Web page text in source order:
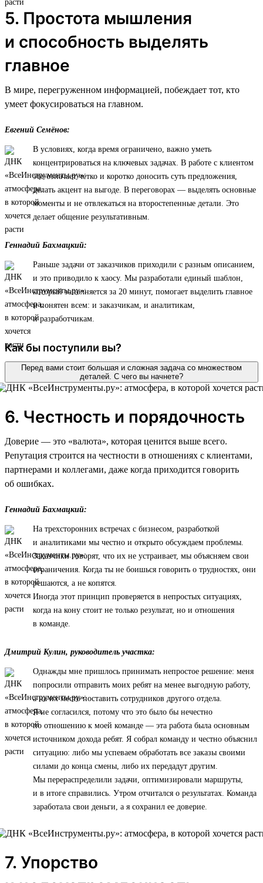
5. Простота мышления
и способность выделять
главное
В мире, перегруженном информацией, побеждает тот, кто
умеет фокусироваться на главном.
Евгений Семёнов:
В условиях, когда время ограничено, важно уметь
концентрироваться на ключевых задачах. В работе с клиентом
это означает четко и коротко доносить суть предложения,
делать акцент на выгоде. В переговорах — выделять основные
моменты и не отвлекаться на второстепенные детали. Это
делает общение результативным.
Геннадий Бахмацкий:
Раньше задачи от заказчиков приходили с разным описанием,
и это приводило к хаосу. Мы разработали единый шаблон,
который заполняется за 20 минут, помогает выделить главное
и понятен всем: и заказчикам, и аналитикам,
и разработчикам.
Как бы поступили вы?
Перед вами стоит большая и сложная задача со множеством
деталей. С чего вы начнете?
6. Честность и порядочность
Доверие — это «валюта», которая ценится выше всего.
Репутация строится на честности в отношениях с клиентами,
партнерами и коллегами, даже когда приходится говорить
об ошибках.
Геннадий Бахмацкий:
На трехсторонних встречах с бизнесом, разработкой
и аналитиками мы честно и открыто обсуждаем проблемы.
Заказчики говорят, что их не устраивает, мы объясняем свои
ограничения. Когда ты не боишься говорить о трудностях, они
решаются, а не копятся.
Иногда этот принцип проверяется в непростых ситуациях,
когда на кону стоит не только результат, но и отношения
в команде.
Дмитрий Кулин, руководитель участка:
Однажды мне пришлось принимать непростое решение: меня
попросили отправить моих ребят на менее выгодную работу,
а на их место поставить сотрудников другого отдела.
Я не согласился, потому что это было бы нечестно
по отношению к моей команде — эта работа была основным
источником дохода ребят. Я собрал команду и честно объяснил
ситуацию: либо мы успеваем обработать все заказы своими
силами до конца смены, либо их передадут другим.
Мы перераспределили задачи, оптимизировали маршруты,
и в итоге справились. Утром отчитался о результатах. Команда
заработала свои деньги, а я сохранил ее доверие.
7. Упорство